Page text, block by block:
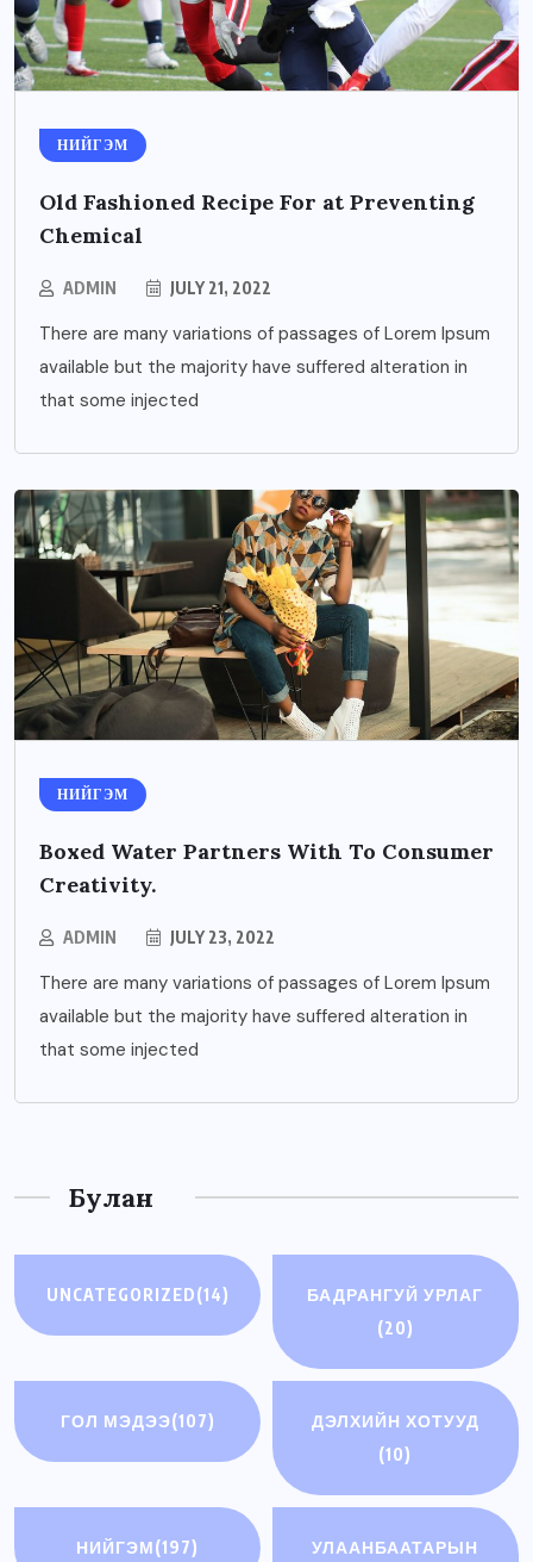
НИЙГЭМ
Old Fashioned Recipe For at Preventing
Chemical
ADMIN JULY 21, 2022
There are many variations of passages of Lorem Ipsum
available but the majority have suffered alteration in
that some injected
НИЙГЭМ
Boxed Water Partners With To Consumer
Creativity.
ADMIN JULY 23, 2022
There are many variations of passages of Lorem Ipsum
available but the majority have suffered alteration in
that some injected
Булан
UNCATEGORIZED(14)
БАДРАНГУЙ УРЛАГ
(20)
ГОЛ МЭДЭЭ(107)
ДЭЛХИЙН ХОТУУД
(10)
НИЙГЭМ(197)
УЛААНБААТАРЫН